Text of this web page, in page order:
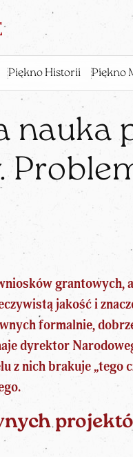
Piękno Historii Piękno
nauka
grantowych,
jakość i
formalnie,
dyrektor
z nich brakuje „tego